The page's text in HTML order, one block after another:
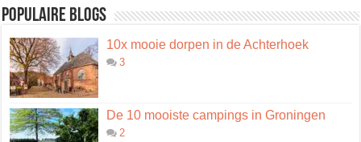
Populaire blogs
10x mooie dorpen in de Achterhoek
3
De 10 mooiste campings in Groningen
2